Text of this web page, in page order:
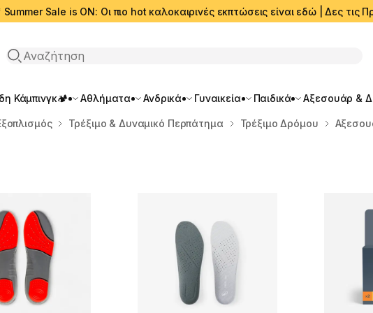
Summer Sale is ON: Οι πιο hot καλοκαιρινές εκπτώσεις είναι εδώ | Δες τις
Αναζήτηση
Κάμπινγκ🏕️ Αθλήματα Ανδρικά Γυναικεία Παιδικά Αξεσουάρ &
Τρέξιμο & Δυναμικό Περπάτημα Τρέξιμο Δρόμου